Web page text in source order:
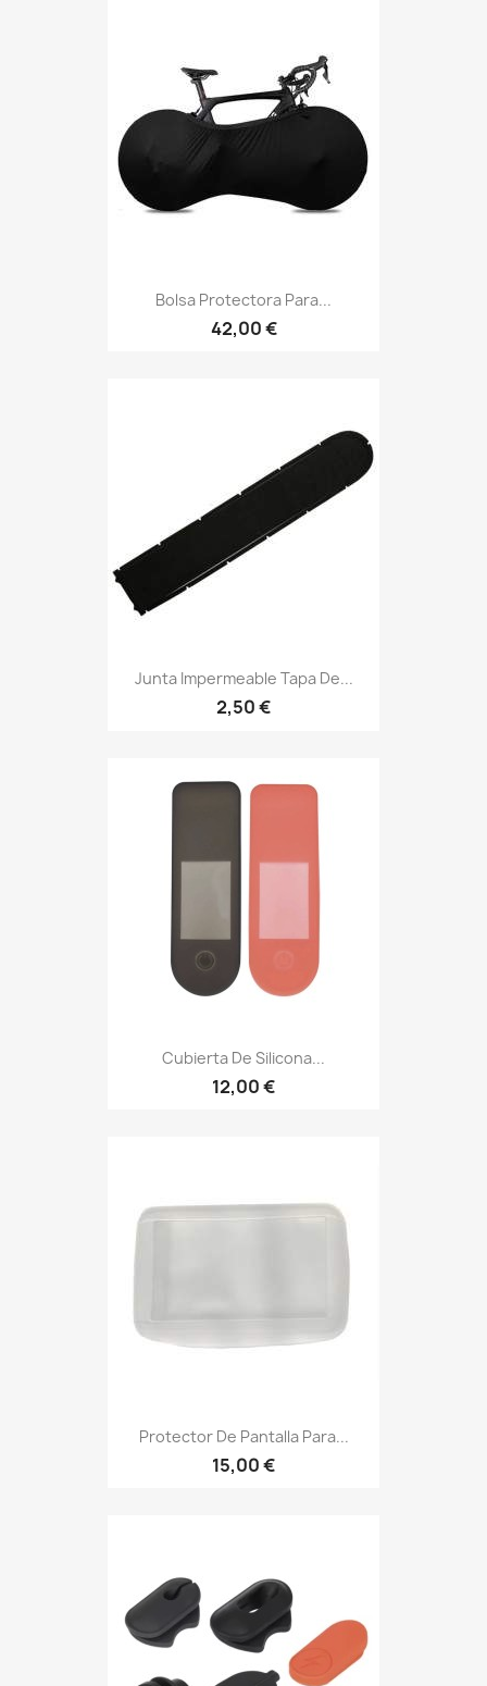
Bolsa Protectora Para...
42,00 €
Junta Impermeable Tapa De...
2,50 €
Cubierta De Silicona...
12,00 €
Protector De Pantalla Para...
15,00 €